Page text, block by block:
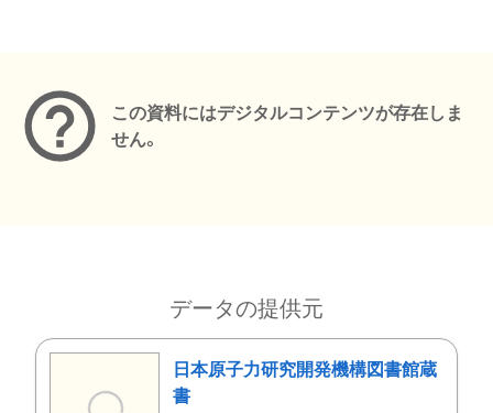
この資料にはデジタルコンテンツが存在しま
せん。
データの提供元
日本原子力研究開発機構図書館蔵
書